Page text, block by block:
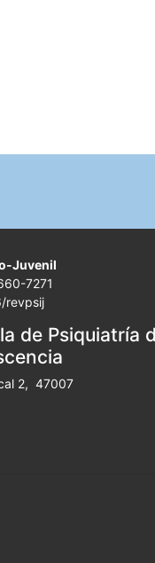
Juvenil
7271
revpsij
de Psiquiatría
2, 47007